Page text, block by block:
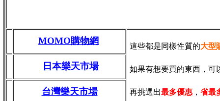
MOMO購物網
這些都是同樣性質的大型
如果有想要買的東西，可
再挑選出最多優惠 ， 省最
日本樂天市場
台灣樂天市場